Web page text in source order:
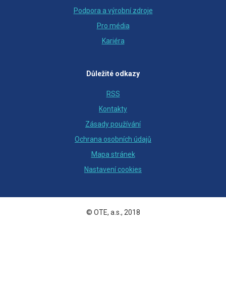
Podpora a výrobní zdroje
Pro média
Kariéra
Důležité odkazy
RSS
Kontakty
Zásady používání
Ochrana osobních údajů
Mapa stránek
Nastavení cookies
© OTE, a.s., 2018